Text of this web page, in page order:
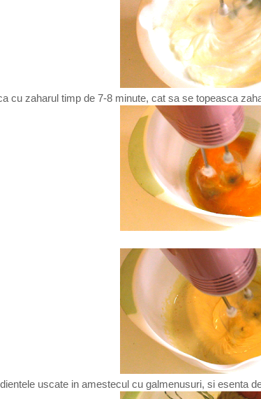
cu zaharul timp de 7-8 minute, cat sa se topeasca
uscate in amestecul cu galmenusuri, si esenta